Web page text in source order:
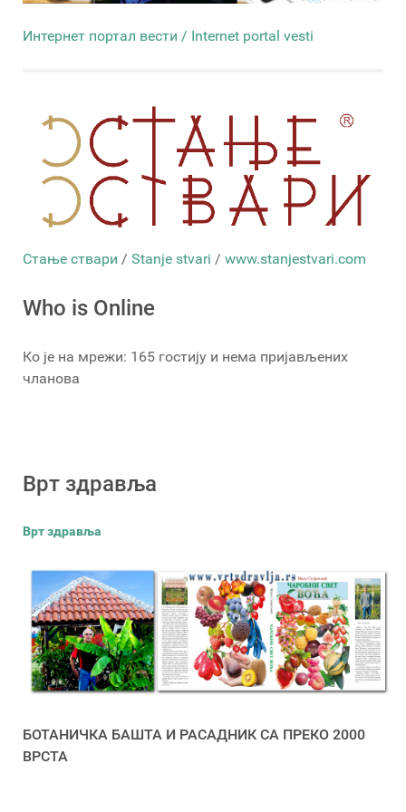
Интернет портал вести / Internet portal vesti
Стање ствари / Stanje stvari / www.stanjestvari.com
Who is Online
Ко је на мрежи: 165 гостију и нема пријављених
чланова
Врт здравља
Врт здравља
БОТАНИЧКА БАШТА И РАСАДНИК СА ПРЕКО 2000
ВРСТА